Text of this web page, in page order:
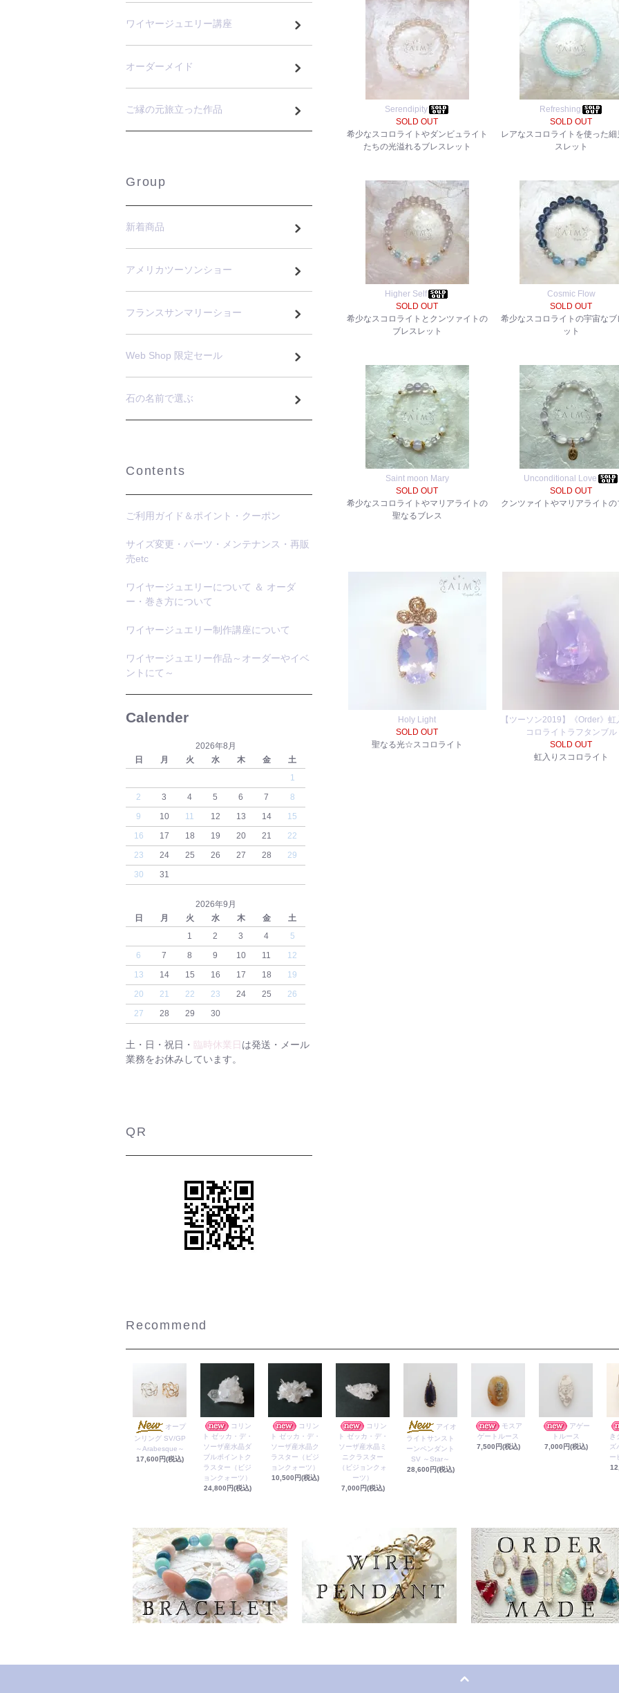
Serendipity
SOLD OUT
希少なスコロライトやダンビュライト
たちの光溢れるブレスレット
Refreshing
SOLD OUT
レアなスコロライトを使った細
スレット
Higher Self
SOLD OUT
希少なスコロライトとクンツァイトの
ブレスレット
Cosmic Flow
SOLD OUT
希少なスコロライトの宇宙なブ
ット
Saint moon Mary
SOLD OUT
希少なスコロライトやマリアライトの
聖なるブレス
Unconditional Love
SOLD OUT
クンツァイトやマリアライトの
Holy Light
SOLD OUT
聖なる光☆スコロライト
【ツーソン2019】《Order》虹
コロライトラフタンブル
SOLD OUT
虹入りスコロライト
ワイヤージュエリー講座
オーダーメイド
ご縁の元旅立った作品
Group
新着商品
アメリカツーソンショー
フランスサンマリーショー
Web Shop 限定セール
石の名前で選ぶ
Contents
ご利用ガイド＆ポイント・クーポン
サイズ変更・パーツ・メンテナンス・再販
売etc
ワイヤージュエリーについて ＆ オーダ
ー・巻き方について
ワイヤージュエリー制作講座について
ワイヤージュエリー作品～オーダーやイベ
ントにて～
Calender
2026年8月
日
月 火 水 木 金
土
1
2
3 4 5 6 7
8
9
10 11 12 13 14
15
16
17 18 19 20 21
22
23
24 25 26 27 28
29
30
31
2026年9月
日
月 火 水 木 金
土
1
2 3 4
5
6
7 8 9 10 11
12
13
14 15 16 17 18
19
20
21 22 23 24 25
26
27
28 29 30
土・日・祝日・ 臨時休業日 は発送・メール
業務をお休みしています。
QR
Recommend
オープ
ンリング SV/GP
～Arabesque～
17,600円(税込)
コリン
ト ゼッカ・デ・
ソーザ産水晶ダ
ブルポイントク
ラスター（ビジ
ョンクォーツ）
24,800円(税込)
コリン
ト ゼッカ・デ・
ソーザ産水晶ク
ラスター（ビジ
ョンクォーツ）
10,500円(税込)
コリン
ト ゼッカ・デ・
ソーザ産水晶ミ
ニクラスター
（ビジョンクォ
ーツ）
7,000円(税込)
アイオ
ライトサンスト
ーンペンダント
SV ～Star～
28,600円(税込)
モスア
ゲートルース
7,500円(税込)
アゲー
トルース
7,000円(税込)
き
ズ
ー